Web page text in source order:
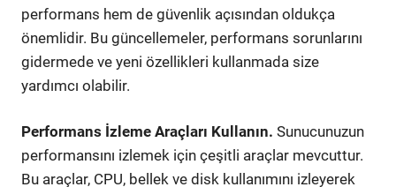
performans hem de güvenlik açısından oldukça
önemlidir. Bu güncellemeler, performans sorunlarını
gidermede ve yeni özellikleri kullanmada size
yardımcı olabilir.
Performans İzleme Araçları Kullanın. Sunucunuzun
performansını izlemek için çeşitli araçlar mevcuttur.
Bu araçlar, CPU, bellek ve disk kullanımını izleyerek